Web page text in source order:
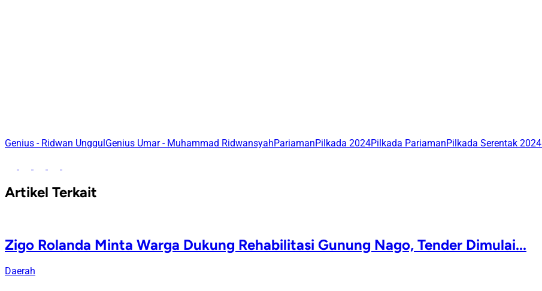
Genius - Ridwan Unggul Genius Umar - Muhammad RidwansyahPariamanPilkada 2024Pilkada PariamanPilkada Serentak 2024
Artikel Terkait
Zigo Rolanda Minta Warga Dukung Rehabilitasi Gunung Nago, Tender Dimulai...
Daerah